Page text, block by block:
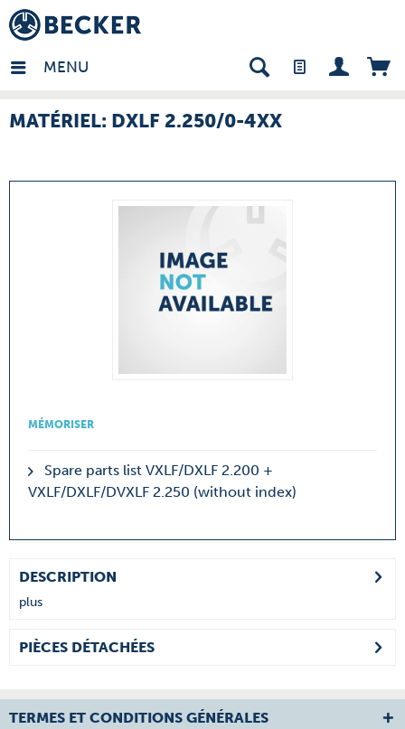
MENU
- FR
MATÉRIEL: DXLF 2.250/0-4XX
MÉMORISER
Spare parts list VXLF/DXLF 2.200 +
VXLF/DXLF/DVXLF 2.250 (without index)
DESCRIPTION
plus
PIÈCES DÉTACHÉES
TERMES ET CONDITIONS GÉNÉRALES